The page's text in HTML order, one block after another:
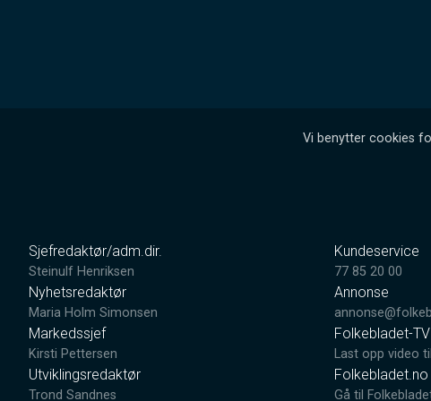
Vi benytter cookies
Sjefredaktør/adm.dir.
Steinulf Henriksen
Nyhetsredaktør
Maria Holm Simonsen
Markedssjef
Kirsti Pettersen
Utviklingsredaktør
Trond Sandnes
Kundeservice
77 85 20 00
Annonse
Folkebladet-TV
Last opp video
Folkebladet.no
Gå til